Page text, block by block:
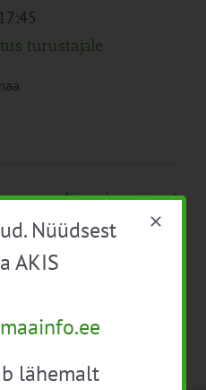
17:45
turustajale
Järgmine päev
Nüüdsest
AKIS
lähemalt